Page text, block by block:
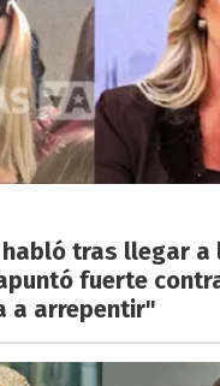
habló tras llegar a
fuerte
a arrepentir"